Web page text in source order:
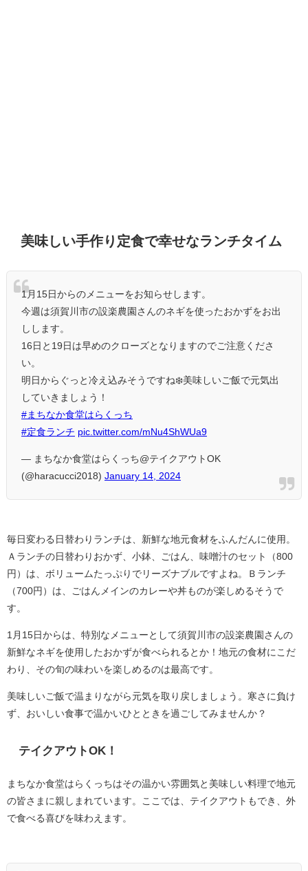
美味しい手作り定食で幸せなランチタイム
1月15日からのメニューをお知らせします。
今週は須賀川市の設楽農園さんのネギを使ったおかずをお出
しします。
16日と19日は早めのクローズとなりますのでご注意くださ
い。
明日からぐっと冷え込みそうですね❄️美味しいご飯で元気出
していきましょう！
#まちなか食堂はらくっち
#定食ランチ pic.twitter.com/mNu4ShWUa9
— まちなか食堂はらくっち@テイクアウトOK
(@haracucci2018) January 14, 2024
毎日変わる日替わりランチは、新鮮な地元食材をふんだんに使用。
Ａランチの日替わりおかず、小鉢、ごはん、味噌汁のセット（800
円）は、ボリュームたっぷりでリーズナブルですよね。Ｂランチ
（700円）は、ごはんメインのカレーや丼ものが楽しめるそうで
す。
1月15日からは、特別なメニューとして須賀川市の設楽農園さんの
新鮮なネギを使用したおかずが食べられるとか！地元の食材にこだ
わり、その旬の味わいを楽しめるのは最高です。
美味しいご飯で温まりながら元気を取り戻しましょう。寒さに負け
ず、おいしい食事で温かいひとときを過ごしてみませんか？
テイクアウトOK！
まちなか食堂はらくっちはその温かい雰囲気と美味しい料理で地元
の皆さまに親しまれています。ここでは、テイクアウトもでき、外
で食べる喜びを味わえます。